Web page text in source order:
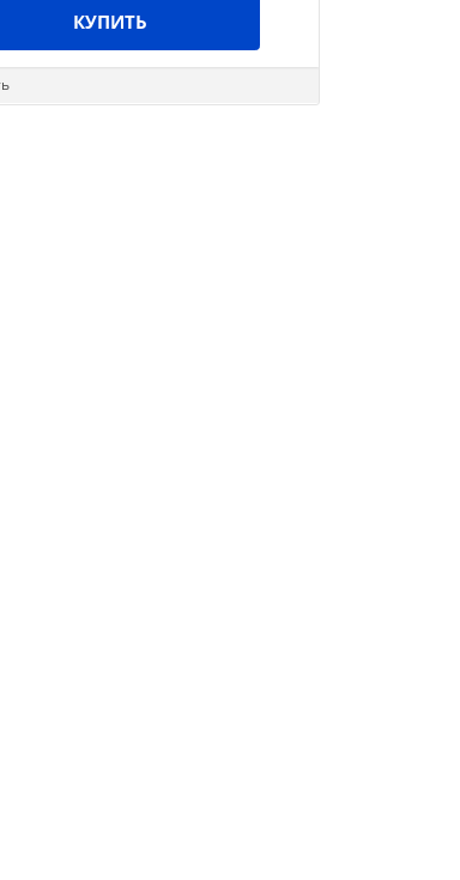
КУПИТЬ